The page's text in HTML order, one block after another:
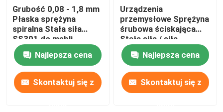
Grubość 0,08 - 1,8 mm
Płaska sprężyna
spiralna Stała siła
SS301 do mebli
Najlepsza cena
Skontaktuj się z
Urządzenia
przemysłowe Sprężyna
śrubowa ściskająca
Stała siła / siła
zmienna
Najlepsza cena
Skontaktuj się z